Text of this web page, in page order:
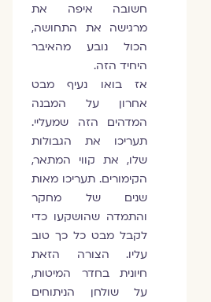
חשובה איפה את
מרגישה את התחושה,
הכול נובע מהאיבר
היחיד הזה.
אז בואו נעיף מבט
אחרון על המבנה
המדהים הזה שמעליי.
תעריכו את הגבולות
שלו, את קווי המתאר,
הקימורים. תעריכו מאות
שנים של מחקר
והתמדה שהושקעו כדי
לקבל מבט כל כך טוב
עליו. הצורה הזאת
חיונית בחדר המיטות,
על שולחן הניתוחים